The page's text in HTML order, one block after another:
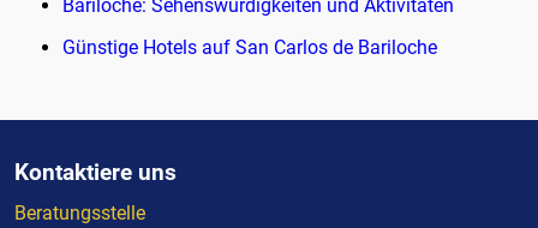
Bariloche: Sehenswürdigkeiten und Aktivitäten
Günstige Hotels auf San Carlos de Bariloche
Kontaktiere uns
Beratungsstelle